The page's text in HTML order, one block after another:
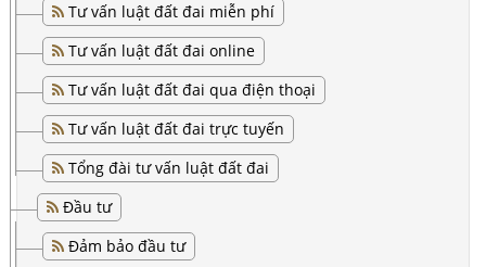
Tư vấn luật đất đai miễn phí
Tư vấn luật đất đai online
Tư vấn luật đất đai qua điện thoại
Tư vấn luật đất đai trực tuyến
Tổng đài tư vấn luật đất đai
Đầu tư
Đảm bảo đầu tư